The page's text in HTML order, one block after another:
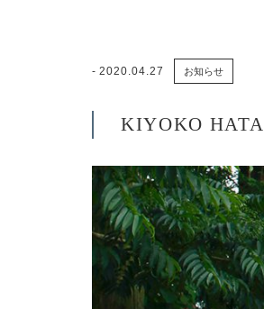
2020.04.27 お知らせ
KIYOKO HATA